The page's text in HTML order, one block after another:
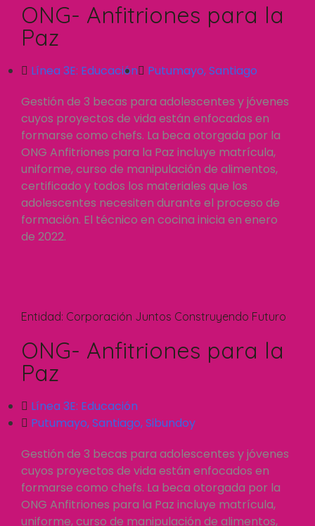
ONG- Anfitriones para la
Paz
Línea 3E: Educación Putumayo,Santiago
Gestión de 3 becas para adolescentes y jóvenes
cuyos proyectos de vida están enfocados en
formarse como chefs. La beca otorgada por la
ONG Anfitriones para la Paz incluye matrícula,
uniforme, curso de manipulación de alimentos,
certificado y todos los materiales que los
adolescentes necesiten durante el proceso de
formación. El técnico en cocina inicia en enero
de 2022.
Entidad: Corporación Juntos Construyendo Futuro
ONG- Anfitriones para la
Paz
Línea 3E: Educación
Putumayo,Santiago,Sibundoy
Gestión de 3 becas para adolescentes y jóvenes
cuyos proyectos de vida están enfocados en
formarse como chefs. La beca otorgada por la
ONG Anfitriones para la Paz incluye matrícula,
uniforme, curso de manipulación de alimentos,